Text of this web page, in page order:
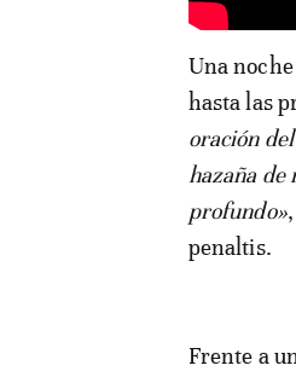
Una
hasta las
oración
hazaña de
profundo»
penaltis.
Frente a